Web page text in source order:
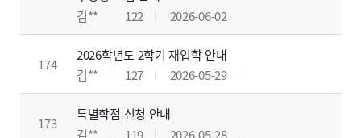
김**
122 2026-06-02
174
2026학년도 2학기 재입학 안내
김**
127 2026-05-29
173
특별학점 신청 안내
김**
119 2026-05-28